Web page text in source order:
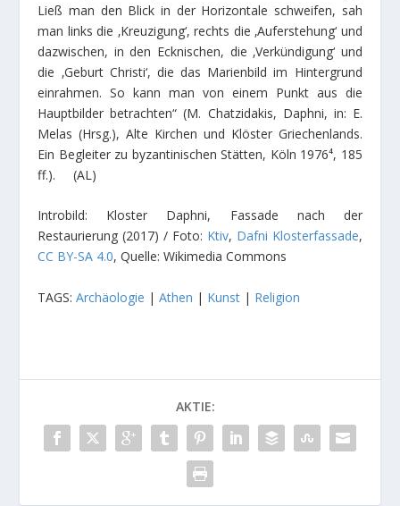
Ließ man den Blick in der Horizontale schweifen, sah
man links die ‚Kreuzigung‘, rechts die ‚Auferstehung‘ und
dazwischen, in den Ecknischen, die ‚Verkündigung‘ und
die ‚Geburt Christi‘, die das Marienbild im Hintergrund
einrahmen. So kann man von einem Punkt aus die
Hauptbilder betrachten“ (M. Chatzidakis, Daphni, in: E.
Melas (Hrsg.), Alte Kirchen und Klöster Griechenlands.
Ein Begleiter zu byzantinischen Stätten, Köln 1976⁴, 185
ff.). (AL)
Introbild: Kloster Daphni, Fassade nach der
Restaurierung (2017) / Foto: Ktiv, Dafni Klosterfassade,
CC BY-SA 4.0, Quelle: Wikimedia Commons
TAGS:Archäologie |Athen | Kunst | Religion
AKTIE: